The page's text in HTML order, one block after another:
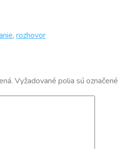
, rozhovor
Vyžadované polia sú označené